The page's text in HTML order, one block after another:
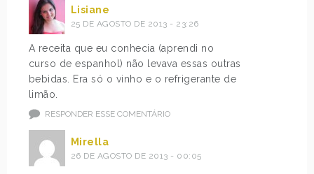
Lisiane
25 DE AGOSTO DE 2013 - 23:26
A receita que eu conhecia (aprendi no
curso de espanhol) não levava essas outras
bebidas. Era só o vinho e o refrigerante de
limão.
RESPONDER ESSE COMENTÁRIO
Mirella
26 DE AGOSTO DE 2013 - 00:05